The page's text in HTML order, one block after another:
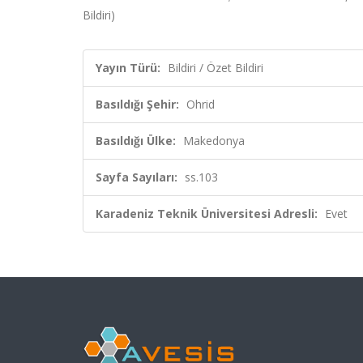
Bildiri)
Yayın Türü: Bildiri / Özet Bildiri
Basıldığı Şehir: Ohrid
Basıldığı Ülke: Makedonya
Sayfa Sayıları: ss.103
Karadeniz Teknik Üniversitesi Adresli: Evet